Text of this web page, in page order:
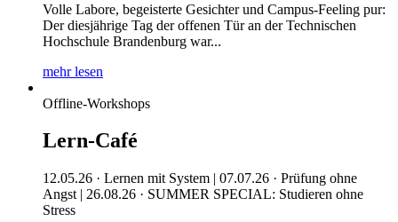
Volle Labore, begeisterte Gesichter und Campus-Feeling pur:
Der diesjährige Tag der offenen Tür an der Technischen
Hochschule Brandenburg war...
mehr lesen
Offline-Workshops
Lern-Café
12.05.26 · Lernen mit System | 07.07.26 · Prüfung ohne
Angst | 26.08.26 · SUMMER SPECIAL: Studieren ohne
Stress